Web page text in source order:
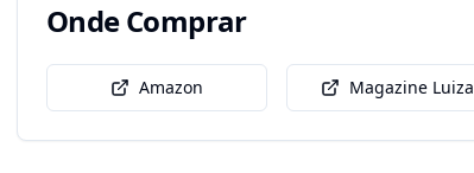
Onde Comprar
Amazon Magazine Luiza